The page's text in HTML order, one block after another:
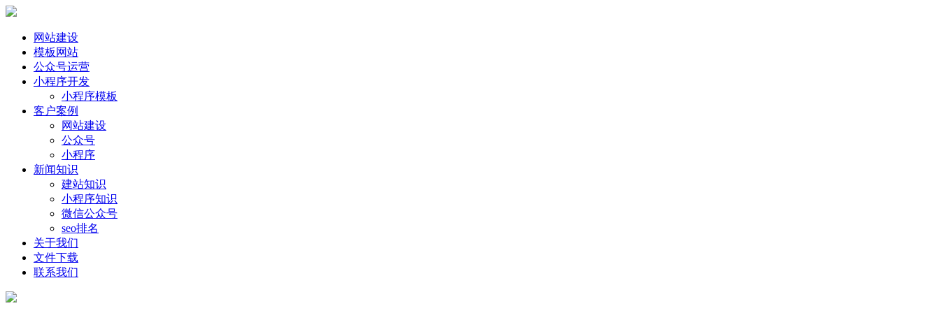
网站建设
模板网站
公众号运营
小程序开发
小程序模板
客户案例
网站建设
公众号
小程序
新闻知识
建站知识
小程序知识
微信公众号
seo排名
关于我们
文件下载
联系我们